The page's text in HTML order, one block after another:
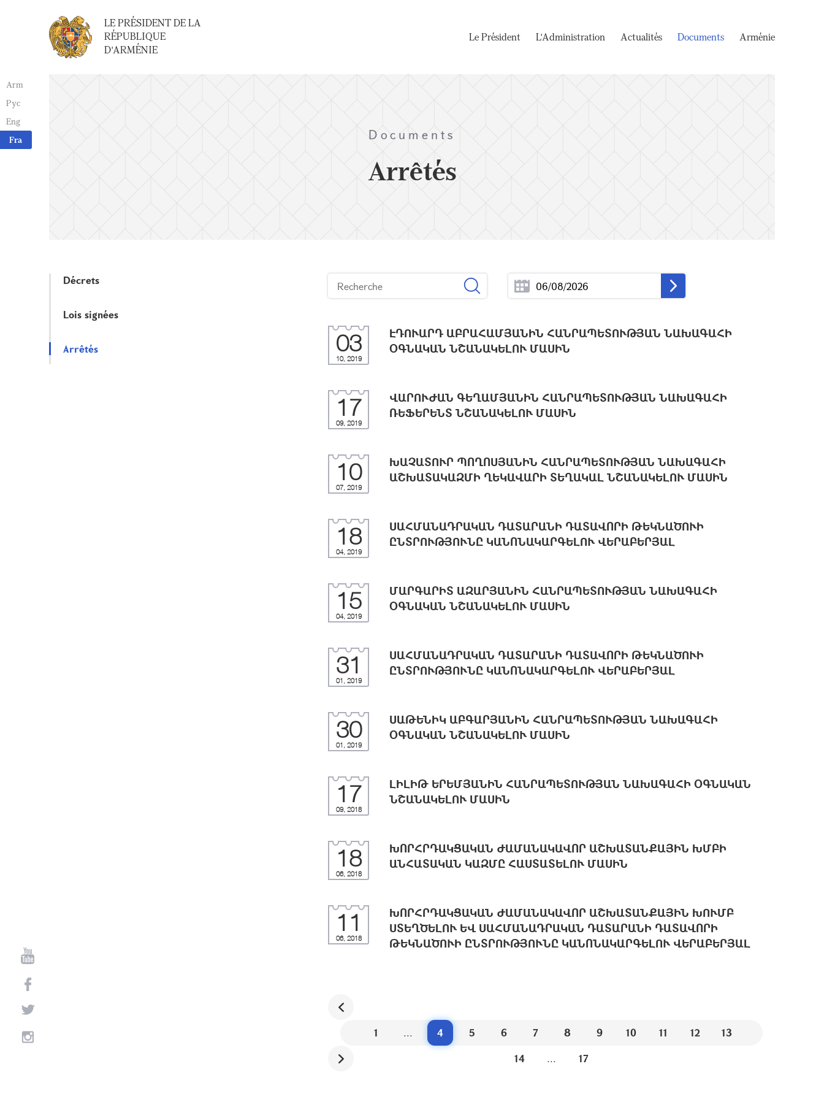
Arm
Рус
Eng
Fra
LE PRÉSIDENT DE LA
RÉPUBLIQUE
D'ARMÉNIE
Le Président L'Administration Actualités Documents Arménie
Documents
Arrêtés
Décrets
Lois signées
Arrêtés 03
10, 2019
ԷԴՈՒԱՐԴ ԱԲՐԱՀԱՄՅԱՆԻՆ ՀԱՆՐԱՊԵՏՈՒԹՅԱՆ ՆԱԽԱԳԱՀԻ
ՕԳՆԱԿԱՆ ՆՇԱՆԱԿԵԼՈՒ ՄԱՍԻՆ
17
09, 2019
ՎԱՐՈՒԺԱՆ ԳԵՂԱՄՅԱՆԻՆ ՀԱՆՐԱՊԵՏՈՒԹՅԱՆ ՆԱԽԱԳԱՀԻ
ՌԵՖԵՐԵՆՏ ՆՇԱՆԱԿԵԼՈՒ ՄԱՍԻՆ
10
07, 2019
ԽԱՉԱՏՈՒՐ ՊՈՂՈՍՅԱՆԻՆ ՀԱՆՐԱՊԵՏՈՒԹՅԱՆ ՆԱԽԱԳԱՀԻ
ԱՇԽԱՏԱԿԱԶՄԻ ՂԵԿԱՎԱՐԻ ՏԵՂԱԿԱԼ ՆՇԱՆԱԿԵԼՈՒ ՄԱՍԻՆ
18
04, 2019
ՍԱՀՄԱՆԱԴՐԱԿԱՆ ԴԱՏԱՐԱՆԻ ԴԱՏԱՎՈՐԻ ԹԵԿՆԱԾՈՒԻ
ԸՆՏՐՈՒԹՅՈՒՆԸ ԿԱՆՈՆԱԿԱՐԳԵԼՈՒ ՎԵՐԱԲԵՐՅԱԼ
15
04, 2019
ՄԱՐԳԱՐԻՏ ԱԶԱՐՅԱՆԻՆ ՀԱՆՐԱՊԵՏՈՒԹՅԱՆ ՆԱԽԱԳԱՀԻ
ՕԳՆԱԿԱՆ ՆՇԱՆԱԿԵԼՈՒ ՄԱՍԻՆ
31
01, 2019
ՍԱՀՄԱՆԱԴՐԱԿԱՆ ԴԱՏԱՐԱՆԻ ԴԱՏԱՎՈՐԻ ԹԵԿՆԱԾՈՒԻ
ԸՆՏՐՈՒԹՅՈՒՆԸ ԿԱՆՈՆԱԿԱՐԳԵԼՈՒ ՎԵՐԱԲԵՐՅԱԼ
30
01, 2019
ՍԱԹԵՆԻԿ ԱԲԳԱՐՅԱՆԻՆ ՀԱՆՐԱՊԵՏՈՒԹՅԱՆ ՆԱԽԱԳԱՀԻ
ՕԳՆԱԿԱՆ ՆՇԱՆԱԿԵԼՈՒ ՄԱՍԻՆ
17
09, 2018
ԼԻԼԻԹ ԵՐԵՄՅԱՆԻՆ ՀԱՆՐԱՊԵՏՈՒԹՅԱՆ ՆԱԽԱԳԱՀԻ ՕԳՆԱԿԱՆ
ՆՇԱՆԱԿԵԼՈՒ ՄԱՍԻՆ
18
06, 2018
ԽՈՐՀՐԴԱԿՑԱԿԱՆ ԺԱՄԱՆԱԿԱՎՈՐ ԱՇԽԱՏԱՆՔԱՅԻՆ ԽՄԲԻ
ԱՆՀԱՏԱԿԱՆ ԿԱԶՄԸ ՀԱՍՏԱՏԵԼՈՒ ՄԱՍԻՆ
11
06, 2018
ԽՈՐՀՐԴԱԿՑԱԿԱՆ ԺԱՄԱՆԱԿԱՎՈՐ ԱՇԽԱՏԱՆՔԱՅԻՆ ԽՈՒՄԲ
ՍՏԵՂԾԵԼՈՒ ԵՎ ՍԱՀՄԱՆԱԴՐԱԿԱՆ ԴԱՏԱՐԱՆԻ ԴԱՏԱՎՈՐԻ
ԹԵԿՆԱԾՈՒԻ ԸՆՏՐՈՒԹՅՈՒՆԸ ԿԱՆՈՆԱԿԱՐԳԵԼՈՒ ՎԵՐԱԲԵՐՅԱԼ
1 ... 4 5 6 7 8 9 10 11 12
13
14
... 17